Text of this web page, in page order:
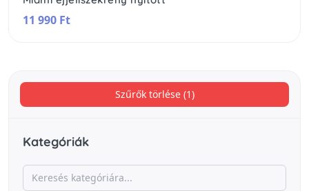
Szűrők törlése (1)
Kategóriák
11 990 Ft